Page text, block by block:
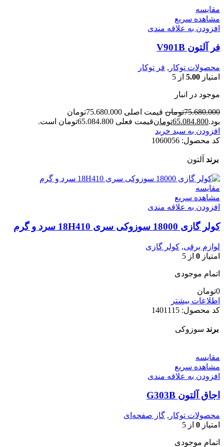
مقایسه
مشاهده سریع
افزودن به علاقه مندی
فر آلتون V901B
محصولات توکار , فر توکار
امتیاز 5.00 از 5
موجود در انبار
75.680.000تومان
قیمت اصلی 75.680.000تومان
بود.65.084.800تومانقیمت فعلی 65.084.800تومان است.
افزودن به سبد خرید
کد محصول: 1060056
برند آلتون
مقایسه
مشاهده سریع
افزودن به علاقه مندی
کولر گازی 18000 سوزوکی سری 18H410 سرد و گرم
لوازم برقی, کولر گازی
امتیاز 0 از 5
اتمام موجودی
0تومان
اطلاعات بیشتر
کد محصول: 1401115
برند سوزوکی
مقایسه
مشاهده سریع
افزودن به علاقه مندی
اجاق آلتون G303B
محصولات توکار , گاز صفحه‌ای
امتیاز 0 از 5
اتمام موجودی